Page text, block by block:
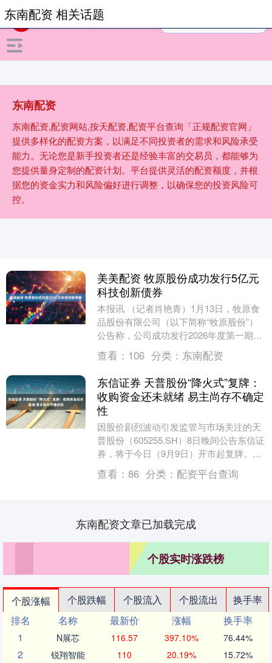
东南配资
东南配资,配资网站,按天配资,配资平台查询「正规配资官网」
提供多样化的配资方案，以满足不同投资者的需求和风险承受
能力。无论您是新手投资者还是经验丰富的交易员，都能够为
您提供量身定制的配资计划。平台提供灵活的配资额度，并根
据您的资金实力和风险偏好进行调整，以确保您的投资风险可
控。
东南配资 相关话题
美美配资 牧原股份成功发行5亿元
科技创新债券
本报讯 （记者肖艳青）1月13日，牧原食
品股份有限公司（以下简称“牧原股份”）
公告称，公司成功发行2026年度第一期科
技创新债券。 公告显示，1月7日，牧原股
份....
查看： 106 分类： 东南配资
东信证券 天普股份“降火式”复牌：
收购资金还未就绪 易主尚存不确定
性
因股价剧烈波动引发监管与市场关注的天
普股份（605255.SH）8日晚间公告东信证
券，将于今日（9月9日）开市起复牌。此
前，公司股票自8月22日至9月3日期间
连....
查看： 86 分类： 配资平台查询
东南配资文章已加载完成
个股实时涨跌榜
个股涨幅 个股跌幅 个股流入 个股流出
换手率
排名
名称 最新价 涨幅
换手率
1
N展芯 116.57 397.10% 76.44%
2 锐翔智能 110 20.19% 15.72%